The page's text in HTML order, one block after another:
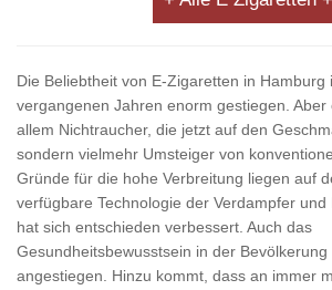
Die Beliebtheit von E-Zigaretten in Hamburg
vergangenen Jahren enorm gestiegen. Aber
allem Nichtraucher, die jetzt auf den
sondern vielmehr Umsteiger von
Gründe für die hohe Verbreitung liegen auf
verfügbare Technologie der Verdampfer
hat sich entschieden verbessert. Auch das
Gesundheitsbewusstsein in der Bevölkerung
angestiegen. Hinzu kommt, dass an immer